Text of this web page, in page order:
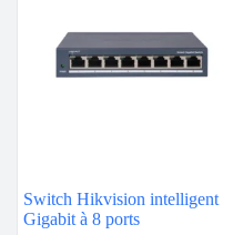
Switch Hikvision intelligent
Gigabit à 8 ports